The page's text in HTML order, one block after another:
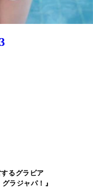
るグラビア
ラジャパ！』